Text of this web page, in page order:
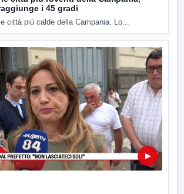
i 45 gradi
città più calde della Campania. Lo...
▶